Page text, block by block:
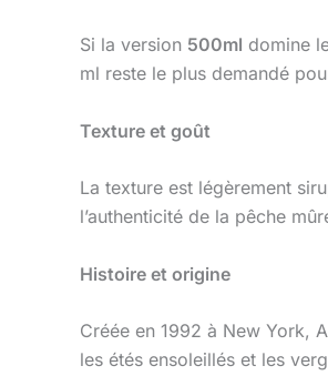
Si la version 500ml domine
ml reste le plus demandé
Texture et goût
La texture est légèrement
l’authenticité de la pêche
Histoire et origine
Créée en 1992 à New York,
les étés ensoleillés et les